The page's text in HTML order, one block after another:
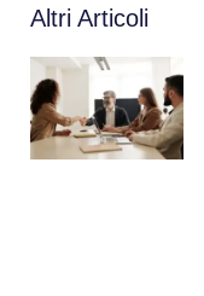
Altri Articoli